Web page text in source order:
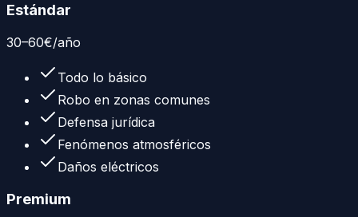
Estándar
30–60€/año
Todo lo básico
Robo en zonas comunes
Defensa jurídica
Fenómenos atmosféricos
Daños eléctricos
Premium